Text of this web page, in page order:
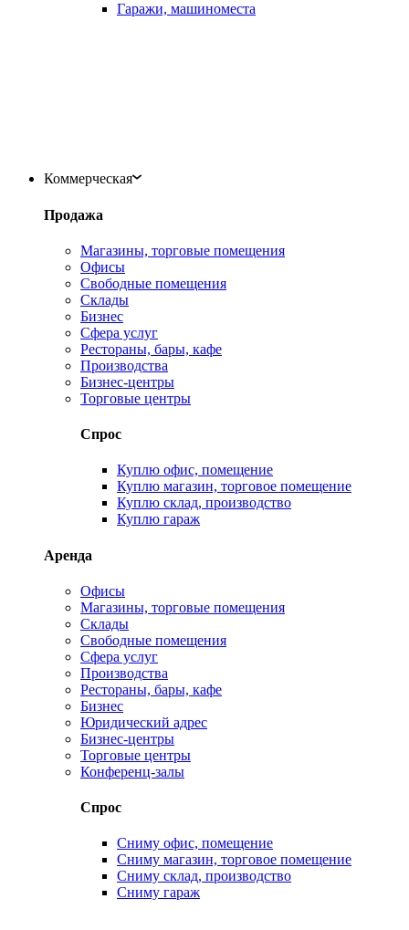
Гаражи, машиноместа
Коммерческая
Продажа
Магазины, торговые помещения
Офисы
Свободные помещения
Склады
Бизнес
Сфера услуг
Рестораны, бары, кафе
Производства
Бизнес-центры
Торговые центры
Спрос
Куплю офис, помещение
Куплю магазин, торговое помещение
Куплю склад, производство
Куплю гараж
Аренда
Офисы
Магазины, торговые помещения
Склады
Свободные помещения
Сфера услуг
Производства
Рестораны, бары, кафе
Бизнес
Юридический адрес
Бизнес-центры
Торговые центры
Конференц-залы
Спрос
Сниму офис, помещение
Сниму магазин, торговое помещение
Сниму склад, производство
Сниму гараж